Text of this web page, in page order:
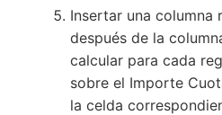
Insertar una columna
después de la
calcular para cada
sobre el Importe
la celda